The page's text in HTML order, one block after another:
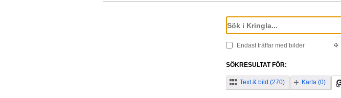
Endast träffar med bilder
SÖKRESULTAT FÖR:
Text & bild (270) Karta (0)